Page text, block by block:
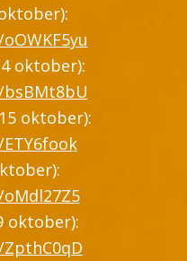
oktober):
oktober):
oktober):